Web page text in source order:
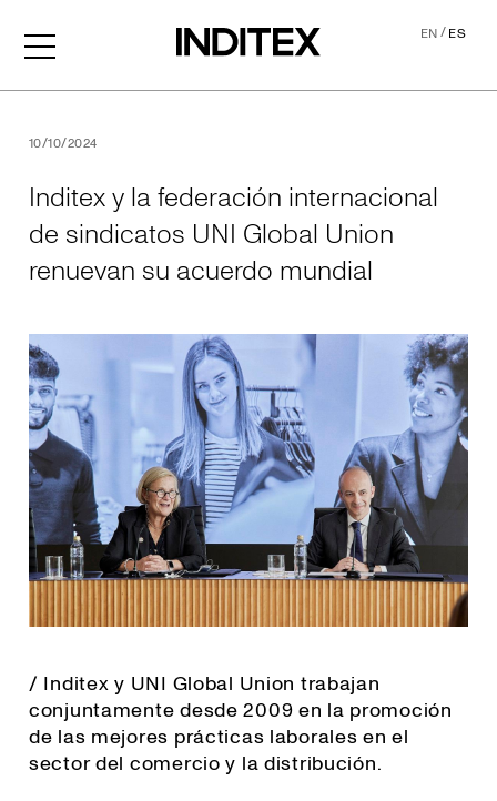
EN/ES
10/10/2024
Inditex y la federación internacional
de sindicatos UNI Global Union
renuevan su acuerdo mundial
/ Inditex y UNI Global Union trabajan
conjuntamente desde 2009 en la promoción
de las mejores prácticas laborales en el
sector del comercio y la distribución.